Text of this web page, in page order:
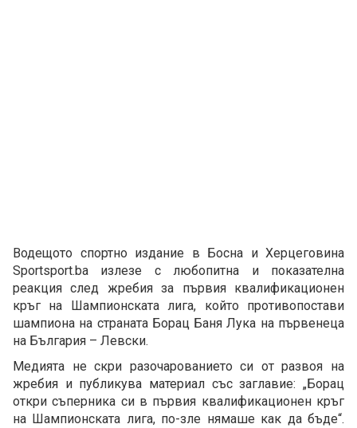
Водещото спортно издание в Босна и Херцеговина
Sportsport.ba излезе с любопитна и показателна
реакция след жребия за първия квалификационен
кръг на Шампионската лига, който противопостави
шампиона на страната Борац Баня Лука на първенеца
на България – Левски.
Медията не скри разочарованието си от развоя на
жребия и публикува материал със заглавие: „Борац
откри съперника си в първия квалификационен кръг
на Шампионската лига, по-зле нямаше как да бъде“.